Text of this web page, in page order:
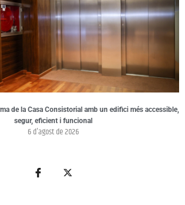
de la Casa Consistorial amb un edifici més accessible,
segur, eficient i funcional
6 d'agost de 2026